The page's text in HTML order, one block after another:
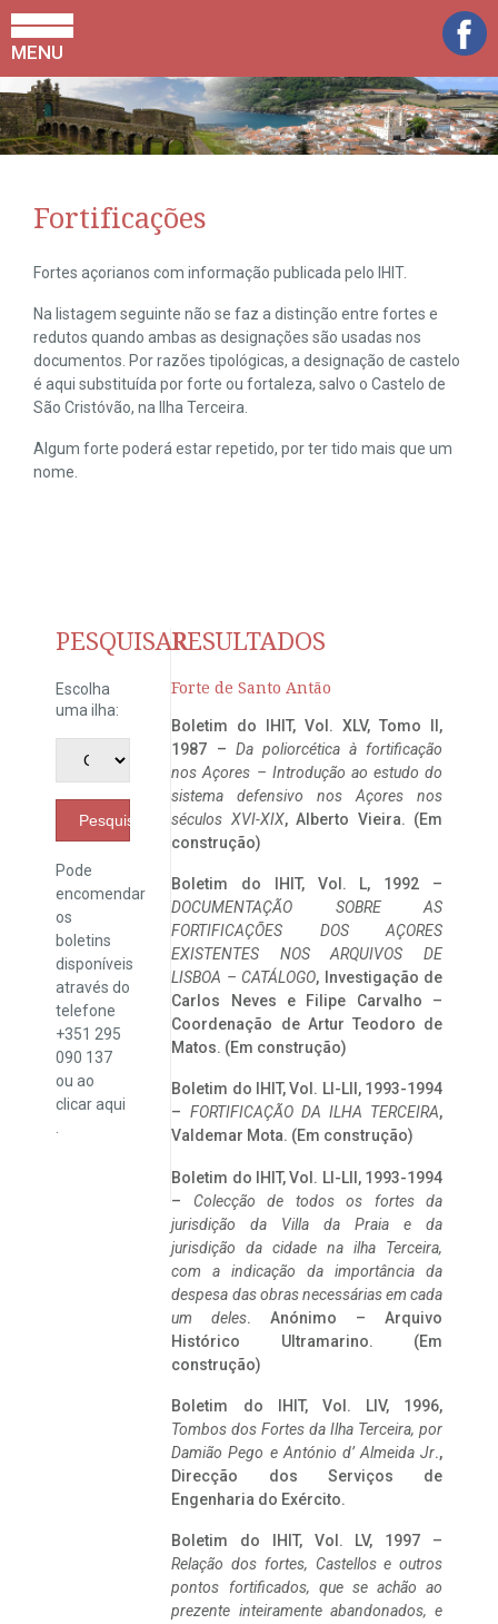
MENU
Fortificações
Fortes açorianos com informação publicada pelo IHIT.
Na listagem seguinte não se faz a distinção entre fortes e
redutos quando ambas as designações são usadas nos
documentos. Por razões tipológicas, a designação de castelo
é aqui substituída por forte ou fortaleza, salvo o Castelo de
São Cristóvão, na Ilha Terceira.
Algum forte poderá estar repetido, por ter tido mais que um
nome.
PESQUISAR
Escolha
uma ilha:
Pesquisar
Pode
encomendar
os
boletins
disponíveis
através do
telefone
+351 295
090 137
ou ao
clicaraqui
RESULTADOS
Forte de Santo Antão
Boletim do IHIT, Vol. XLV, Tomo II,
1987 – Da poliorcética à fortificação
nos Açores – Introdução ao estudo do
sistema defensivo nos Açores nos
séculos XVI-XIX, Alberto Vieira. (Em
construção)
Boletim do IHIT, Vol. L, 1992 –
DOCUMENTAÇÃO SOBRE AS
FORTIFICAÇÕES DOS AÇORES
EXISTENTES NOS ARQUIVOS DE
LISBOA – CATÁLOGO, Investigação de
Carlos Neves e Filipe Carvalho –
Coordenação de Artur Teodoro de
Matos. (Em construção)
Boletim do IHIT, Vol. LI-LII, 1993-1994
– FORTIFICAÇÃO DA ILHA TERCEIRA,
Valdemar Mota. (Em construção)
Boletim do IHIT, Vol. LI-LII, 1993-1994
– Colecção de todos os fortes da
jurisdição da Villa da Praia e da
jurisdição da cidade na ilha Terceira,
com a indicação da importância da
despesa das obras necessárias em cada
um deles. Anónimo – Arquivo
Histórico Ultramarino. (Em
construção)
Boletim do IHIT, Vol. LIV, 1996,
Tombos dos Fortes da Ilha Terceira, por
Damião Pego e António d’ Almeida Jr.,
Direcção dos Serviços de
Engenharia do Exército.
Boletim do IHIT, Vol. LV, 1997 –
Relação dos fortes, Castellos e outros
pontos fortificados, que se achão ao
prezente inteiramente abandonados, e